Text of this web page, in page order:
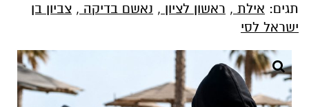
תגים: אילת , ראשון לציון , נאשם בדיקה , צביון בן
ישראל לסי